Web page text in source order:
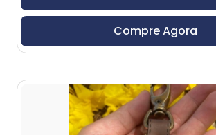
Compre Agora